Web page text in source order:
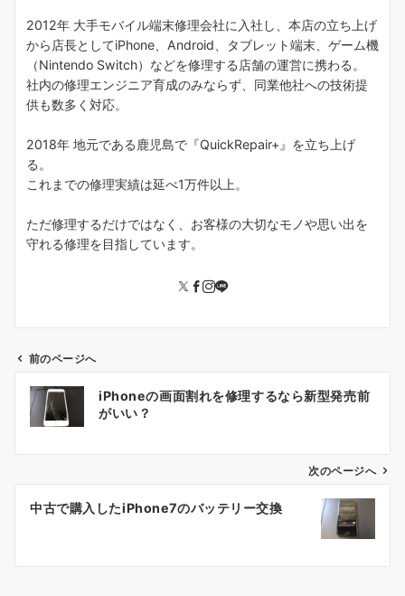
2012年 大手モバイル端末修理会社に入社し、本店の立ち上げ
から店長としてiPhone、Android、タブレット端末、ゲーム機
（Nintendo Switch）などを修理する店舗の運営に携わる。
社内の修理エンジニア育成のみならず、同業他社への技術提
供も数多く対応。
2018年 地元である鹿児島で『QuickRepair+』を立ち上げ
る。
これまでの修理実績は延べ1万件以上。
ただ修理するだけではなく、お客様の大切なモノや思い出を
守れる修理を目指しています。
ン
前のページへ
iPhoneの画面割れを修理するなら新型発売前
がいい？
次のページへ
中古で購入したiPhone7のバッテリー交換